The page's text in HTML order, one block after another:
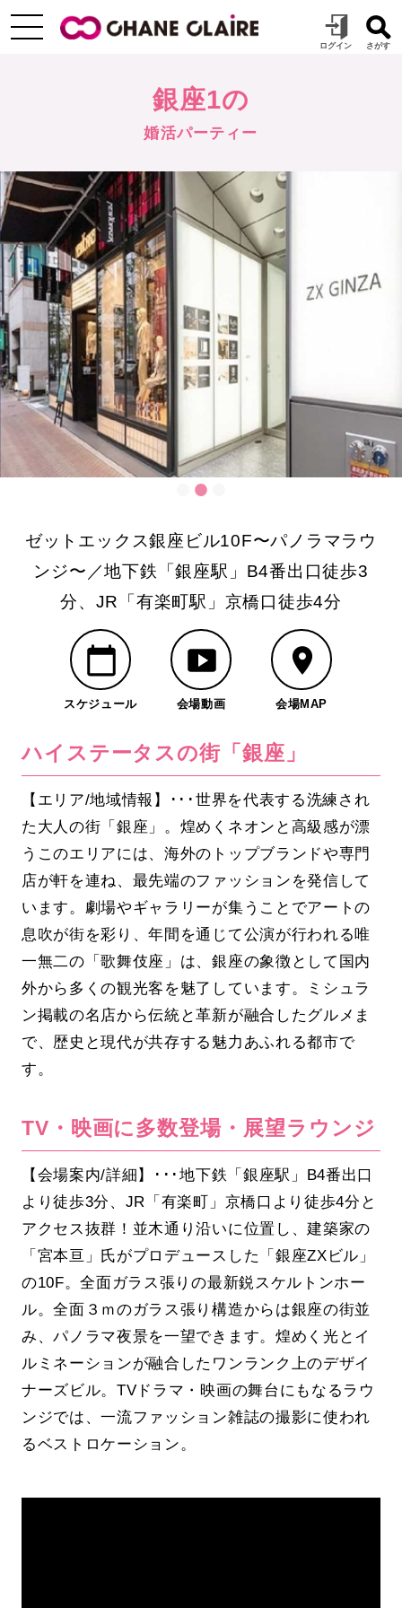
銀座1の
婚活パーティー
ゼットエックス銀座ビル10F〜パノラマラウ
ンジ〜／地下鉄「銀座駅」B4番出口徒歩3
分、JR「有楽町駅」京橋口徒歩4分
スケジュール 会場動画 会場MAP
ハイステータスの街「銀座」
【エリア/地域情報】･･･世界を代表する洗練され
た大人の街「銀座」。煌めくネオンと高級感が漂
うこのエリアには、海外のトップブランドや専門
店が軒を連ね、最先端のファッションを発信して
います。劇場やギャラリーが集うことでアートの
息吹が街を彩り、年間を通じて公演が行われる唯
一無二の「歌舞伎座」は、銀座の象徴として国内
外から多くの観光客を魅了しています。ミシュラ
ン掲載の名店から伝統と革新が融合したグルメま
で、歴史と現代が共存する魅力あふれる都市で
す。
TV・映画に多数登場・展望ラウンジ
【会場案内/詳細】･･･地下鉄「銀座駅」B4番出口
より徒歩3分、JR「有楽町」京橋口より徒歩4分と
アクセス抜群！並木通り沿いに位置し、建築家の
「宮本亘」氏がプロデュースした「銀座ZXビル」
の10F。全面ガラス張りの最新鋭スケルトンホー
ル。全面３ｍのガラス張り構造からは銀座の街並
み、パノラマ夜景を一望できます。煌めく光とイ
ルミネーションが融合したワンランク上のデザイ
ナーズビル。TVドラマ・映画の舞台にもなるラウ
ンジでは、一流ファッション雑誌の撮影に使われ
るベストロケーション。